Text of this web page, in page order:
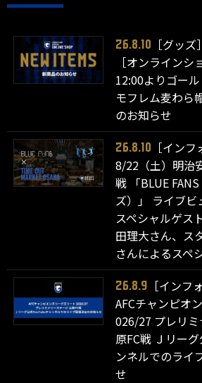
26.8.10
［グッズ］
［オンラインシ
12:00よりゴー
モフレム麦わら
のお知らせ
26.8.10
［イン
8/22（土）明治
戦 「BLUE
ズ）」 ライブ
スペシャルゲス
田理大さん、ス
さんによるスペ
26.8.9
［インフ
AFCチャンピオ
026/27 プレリ
原FC戦 Ｊリー
ンネルでのライ
せ